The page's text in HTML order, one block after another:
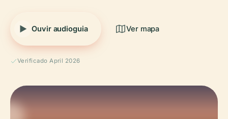
Ouvir audioguia Ver mapa
Verificado April 2026